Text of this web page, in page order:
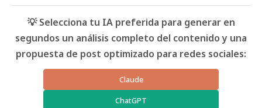
💡 Selecciona tu IA preferida para generar en
segundos un análisis completo del contenido y una
propuesta de post optimizado para redes sociales:
Claude
ChatGPT